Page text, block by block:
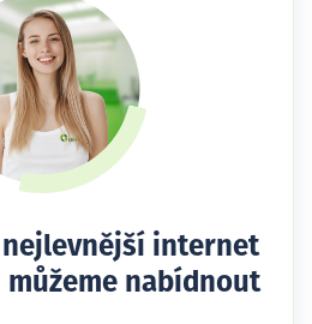
internet
můžeme nabídnout